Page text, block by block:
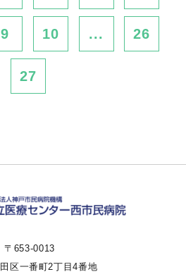
9 10 ... 26
27
〒653-0013
区一番町2丁目4番地